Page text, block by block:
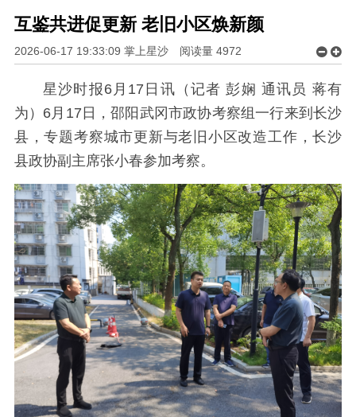
互鉴共进促更新 老旧小区焕新颜
2026-06-17 19:33:09 掌上星沙 阅读量 4972
星沙时报6月17日讯（记者 彭娴 通讯员 蒋有
为）6月17日，邵阳武冈市政协考察组一行来到长沙
县，专题考察城市更新与老旧小区改造工作，长沙
县政协副主席张小春参加考察。